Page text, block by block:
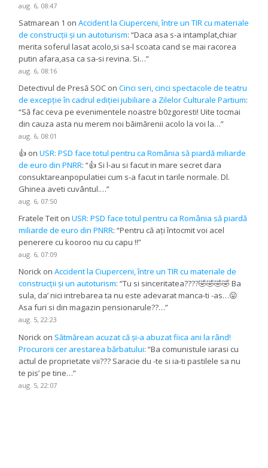
aug. 6, 08:47
Satmarean 1 onAccident la Ciuperceni, între un TIR cu materiale
de construcții și un autoturism: “Daca asa s-a intamplat,chiar
merita soferul lasat acolo,si sa-l scoata cand se mai racorea
putin afara,asa ca sa-si revina. Si…”
aug. 6, 08:16
Detectivul de Presă SOC onCinci seri, cinci spectacole de teatru
de excepție în cadrul ediției jubiliare a Zilelor Culturale Partium:
“Să fac ceva pe evenimentele noastre b0zgoresti! Uite tocmai
din cauza asta nu merem noi băimărenii acolo la voi la…”
aug. 6, 08:01
👍 onUSR: PSD face totul pentru ca România să piardă miliarde
de euro din PNRR: “👍 Si l-au si facut in mare secret dara
consuktareanpopulatiei cum s-a facut in tarile normale. Dl.
Ghinea aveti cuvântul.…”
aug. 6, 07:50
Fratele Teit onUSR: PSD face totul pentru ca România să piardă
miliarde de euro din PNRR: “Pentru că ați întocmit voi acel
penerere cu kooroo nu cu capu !!”
aug. 6, 07:09
Norick onAccident la Ciuperceni, între un TIR cu materiale de
construcții și un autoturism: “Tu si sinceritatea????🤣🤣🤣🤣 Ba
sula, da’ nici intrebarea ta nu este adevarat manca-ti -as…😛
Asa furi si din magazin pensionarule??…”
aug. 5, 22:23
Norick on Sătmărean acuzat că și-a abuzat fiica ani la rând!
Procurorii cer arestarea bărbatului: “Ba comunistule iarasi cu
actul de proprietate vii??? Saracie du -te si ia-ti pastilele sa nu
te pis’ pe tine…”
aug. 5, 22:07